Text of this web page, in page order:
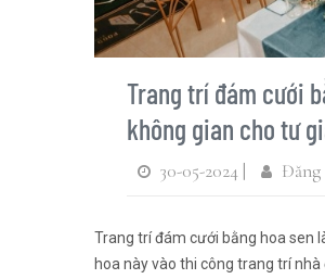
Trang trí đám cưới
không gian cho tư
30-05-2024 | Đăng
Trang trí đám cưới bằng hoa sen
hoa này vào thi công trang trí